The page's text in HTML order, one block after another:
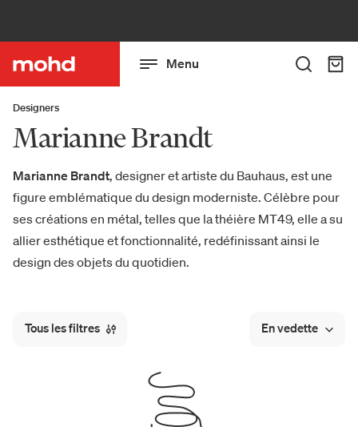
Menu
Designers
Marianne Brandt
Marianne Brandt, designer et artiste du Bauhaus, est une
figure emblématique du design moderniste. Célèbre pour
ses créations en métal, telles que la théière MT49, elle a su
allier esthétique et fonctionnalité, redéfinissant ainsi le
design des objets du quotidien.
Tous les filtres En vedette